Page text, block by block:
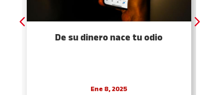
De su dinero nace tu odio
Ene 8, 2025